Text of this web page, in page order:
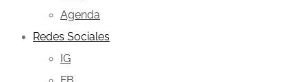
Agenda
Redes Sociales
IG